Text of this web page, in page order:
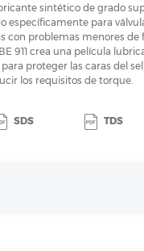
sintético de grado
específicamente para
con problemas menores de
911 crea una película
proteger las caras del
los requisitos de torque.
SDS TDS